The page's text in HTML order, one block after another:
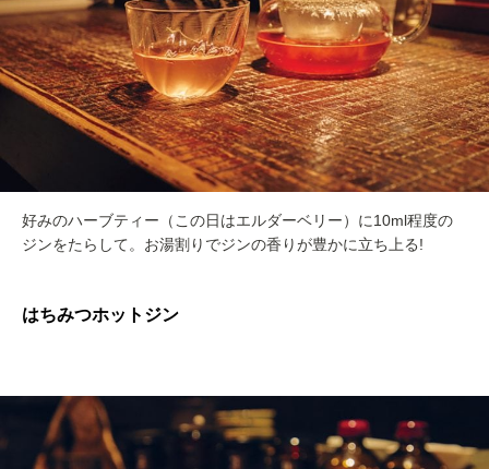
好みのハーブティー（この日はエルダーベリー）に10ml程度の
ジンをたらして。お湯割りでジンの香りが豊かに立ち上る!
はちみつホットジン